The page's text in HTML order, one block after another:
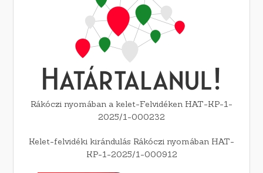
Rákóczi nyomában a kelet-Felvidéken HAT-KP-1-
2025/1-000232
Kelet-felvidéki kirándulás Rákóczi nyomában HAT-
KP-1-2025/1-000912